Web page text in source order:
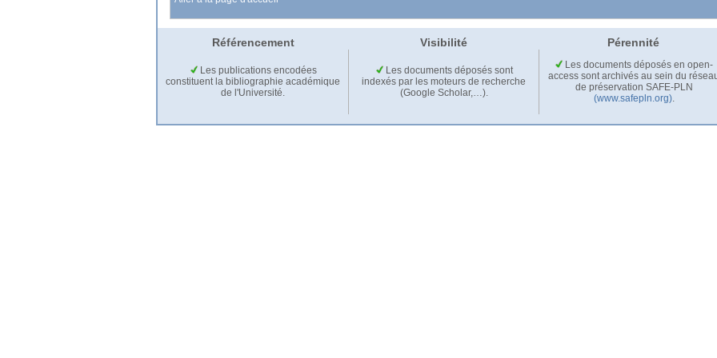
Référencement Visibilité Pérennité
Les publications encodées
constituent la bibliographie académique
de l'Université.
Les documents déposés sont
indexés par les moteurs de recherche
(Google Scholar,…).
Les documents déposés en open-
access sont archivés au sein du
de préservation SAFE-PLN
(www.safepln.org).